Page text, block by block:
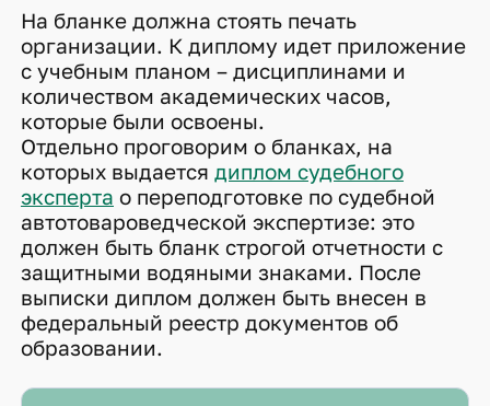
На бланке должна стоять печать
организации. К диплому идет приложение
с учебным планом – дисциплинами и
количеством академических часов,
которые были освоены.
Отдельно проговорим о бланках, на
которых выдается диплом судебного
эксперта о переподготовке по судебной
автотовароведческой экспертизе: это
должен быть бланк строгой отчетности с
защитными водяными знаками. После
выписки диплом должен быть внесен в
федеральный реестр документов об
образовании.